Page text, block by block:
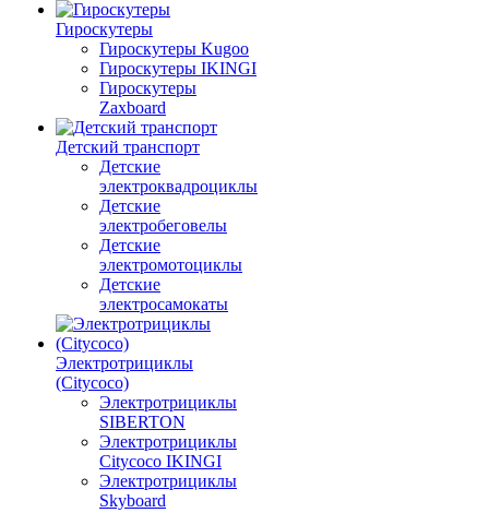
Гироскутеры
Гироскутеры Kugoo
Гироскутеры IKINGI
Гироскутеры
Zaxboard
Детский транспорт
Детские
электроквадроциклы
Детские
электробеговелы
Детские
электромотоциклы
Детские
электросамокаты
Электротрициклы
(Citycoco)
Электротрициклы
SIBERTON
Электротрициклы
Citycoco IKINGI
Электротрициклы
Skyboard